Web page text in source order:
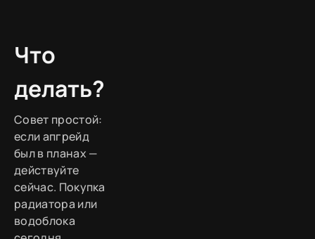
Что
делать?
Совет простой:
если апгрейд
был в планах —
действуйте
сейчас. Покупка
радиатора или
водоблока